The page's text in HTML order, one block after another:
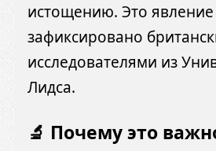
истощению. Это
зафиксировано
исследователями из
Лидса.
🔬 Почему это